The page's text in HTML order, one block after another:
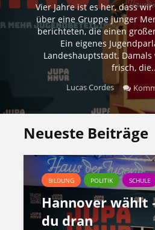
Vier Jahre ist es her, dass
über eine Gruppe junger
berichteten, die einen
Ein eigenes
Landeshauptstadt.
frisch,
Lucas Cordes
Neueste Beiträge
BILDUNG POLITIK SCHULE
Hannover wählt
du dran